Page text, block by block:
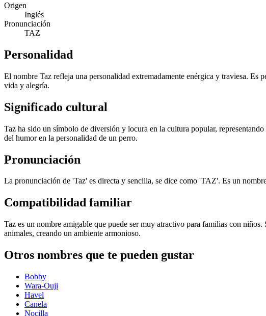
Origen
Inglés
Pronunciación
TAZ
Personalidad
El nombre Taz refleja una personalidad extremadamente enérgica y traviesa.
vida y alegría.
Significado cultural
Taz ha sido un símbolo de diversión y locura en la cultura popular,
del humor en la personalidad de un perro.
Pronunciación
La pronunciación de 'Taz' es directa y sencilla, se dice como 'TAZ'. Es un
Compatibilidad familiar
Taz es un nombre amigable que puede ser muy atractivo para familias con
animales, creando un ambiente armonioso.
Otros nombres que te pueden gustar
Bobby
Wara-Ouji
Havel
Canela
Nocilla